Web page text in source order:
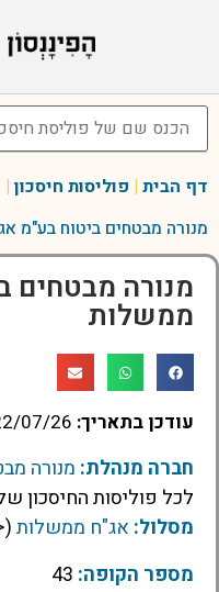
דף הבית | פוליסות חיסכון |
מנורה מבטחים ביטוח בע"מ
מנורה מבטחים
ממשלות
עודכן בתאריך: 07/26
חברה מנהלת: מנורה
לכל פוליסות החיסכון
מסלול: אג"ח ממשלות
מספר הקופה: